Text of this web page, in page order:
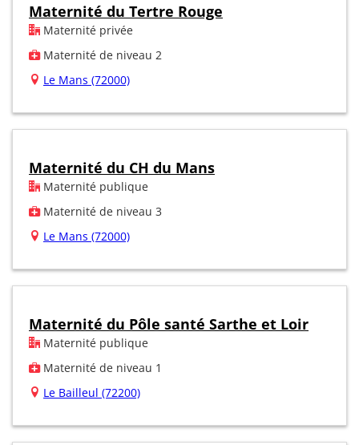
Maternité du Tertre Rouge
Maternité privée
Maternité de niveau 2
Le Mans (72000)
Maternité du CH du Mans
Maternité publique
Maternité de niveau 3
Le Mans (72000)
Maternité du Pôle santé Sarthe et Loir
Maternité publique
Maternité de niveau 1
Le Bailleul (72200)